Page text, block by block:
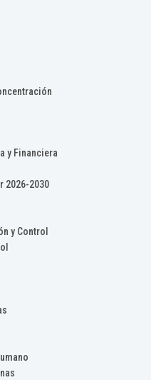
y Financiera
2026-2030
y Control